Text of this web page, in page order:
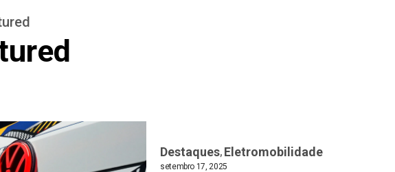
Destaques Eletromobilidade
setembro 17, 2025